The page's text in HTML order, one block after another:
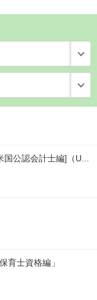
公認会計士編]（U...
育士資格編」